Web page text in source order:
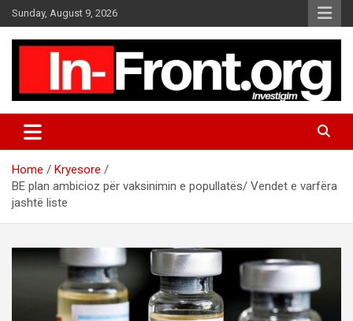
k
Sunday, August 9, 2026
Home
Kryesore
BE plan ambicioz për vaksinimin e popullatës/ Vendet e varfëra
jashtë liste